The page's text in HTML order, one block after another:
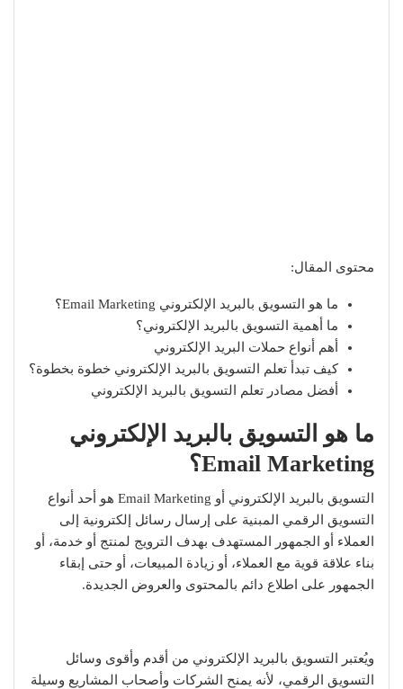
محتوى المقال:
ما هو التسويق بالبريد الإلكتروني Email Marketing؟
ما أهمية التسويق بالبريد الإلكتروني؟
أهم أنواع حملات البريد الإلكتروني
كيف تبدأ تعلم التسويق بالبريد الإلكتروني خطوة بخطوة؟
أفضل مصادر تعلم التسويق بالبريد الإلكتروني
ما هو التسويق بالبريد الإلكتروني
Email Marketing؟
التسويق بالبريد الإلكتروني أو Email Marketing هو أحد أنواع
التسويق الرقمي المبنية على إرسال رسائل إلكترونية إلى
العملاء أو الجمهور المستهدف بهدف الترويج لمنتج أو خدمة، أو
بناء علاقة قوية مع العملاء، أو زيادة المبيعات، أو حتى إبقاء
الجمهور على اطلاع دائم بالمحتوى والعروض الجديدة.
ويُعتبر التسويق بالبريد الإلكتروني من أقدم وأقوى وسائل
التسويق الرقمي، لأنه يمنح الشركات وأصحاب المشاريع وسيلة